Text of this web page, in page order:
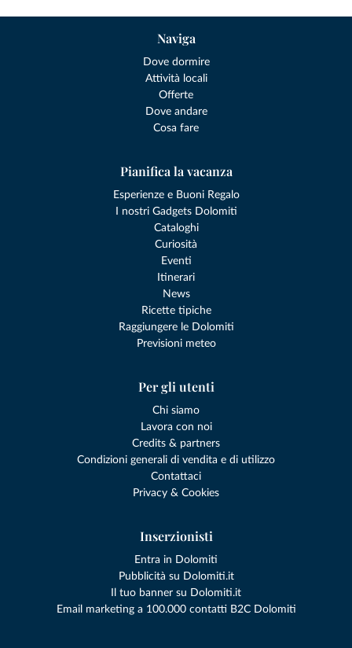
Naviga
Dove dormire
Attività locali
Offerte
Dove andare
Cosa fare
Pianifica la vacanza
Esperienze e Buoni Regalo
I nostri Gadgets Dolomiti
Cataloghi
Curiosità
Eventi
Itinerari
News
Ricette tipiche
Raggiungere le Dolomiti
Previsioni meteo
Per gli utenti
Chi siamo
Lavora con noi
Credits & partners
Condizioni generali di vendita e di utilizzo
Contattaci
Privacy & Cookies
Inserzionisti
Entra in Dolomiti
Pubblicità su Dolomiti.it
Il tuo banner su Dolomiti.it
Email marketing a 100.000 contatti B2C Dolomiti